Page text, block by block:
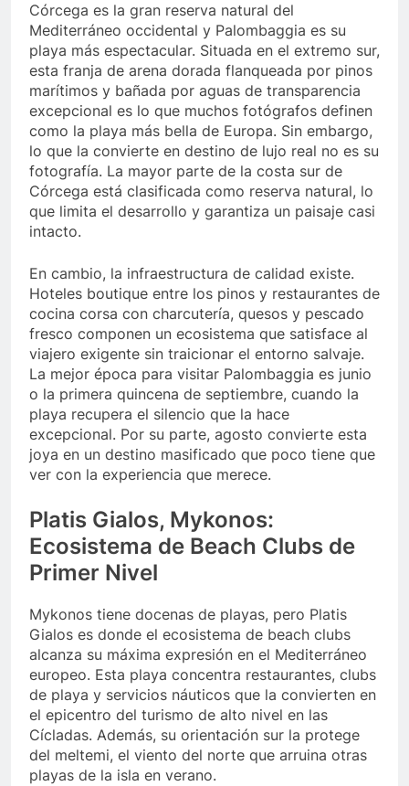
Córcega es la gran reserva natural del
Mediterráneo occidental y Palombaggia es su
playa más espectacular. Situada en el extremo sur,
esta franja de arena dorada flanqueada por pinos
marítimos y bañada por aguas de transparencia
excepcional es lo que muchos fotógrafos definen
como la playa más bella de Europa. Sin embargo,
lo que la convierte en destino de lujo real no es su
fotografía. La mayor parte de la costa sur de
Córcega está clasificada como reserva natural, lo
que limita el desarrollo y garantiza un paisaje casi
intacto.
En cambio, la infraestructura de calidad existe.
Hoteles boutique entre los pinos y restaurantes de
cocina corsa con charcutería, quesos y pescado
fresco componen un ecosistema que satisface al
viajero exigente sin traicionar el entorno salvaje.
La mejor época para visitar Palombaggia es junio
o la primera quincena de septiembre, cuando la
playa recupera el silencio que la hace
excepcional. Por su parte, agosto convierte esta
joya en un destino masificado que poco tiene que
ver con la experiencia que merece.
Platis Gialos, Mykonos:
Ecosistema de Beach Clubs de
Primer Nivel
Mykonos tiene docenas de playas, pero Platis
Gialos es donde el ecosistema de beach clubs
alcanza su máxima expresión en el Mediterráneo
europeo. Esta playa concentra restaurantes, clubs
de playa y servicios náuticos que la convierten en
el epicentro del turismo de alto nivel en las
Cícladas. Además, su orientación sur la protege
del meltemi, el viento del norte que arruina otras
playas de la isla en verano.